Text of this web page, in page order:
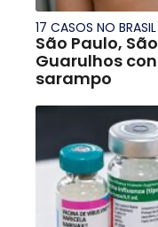
17 CASOS NO BRASIL
São Paulo,
Guarulhos
sarampo